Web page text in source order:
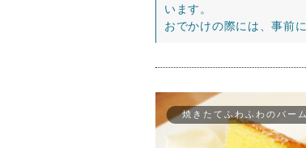
います。
おでかけの際には、事前
焼きたてふわふわのバー